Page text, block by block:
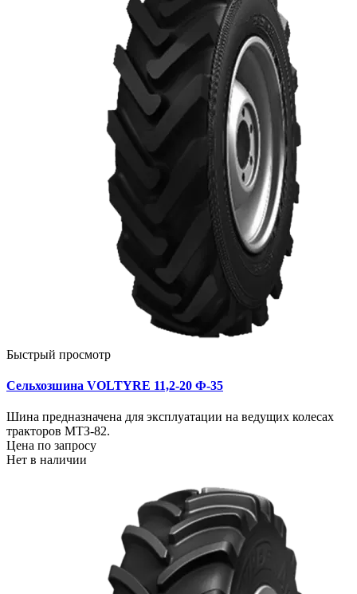
Быстрый просмотр
Сельхозшина VOLTYRE 11,2-20 Ф-35
Шина предназначена для эксплуатации на ведущих колесах
тракторов МТЗ-82.
Цена по запросу
Нет в наличии